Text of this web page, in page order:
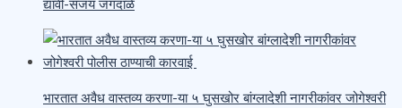
द्यावी-संजय जगदाळे
भारतात अवैध वास्तव्य करणा-या ५ घुसखोर बांग्लादेशी नागरीकांवर जोगेश्वरी